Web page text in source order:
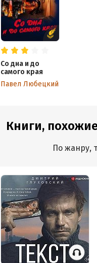
Со дна и до
самого края
Павел Любецкий
Книги,
По жанру,